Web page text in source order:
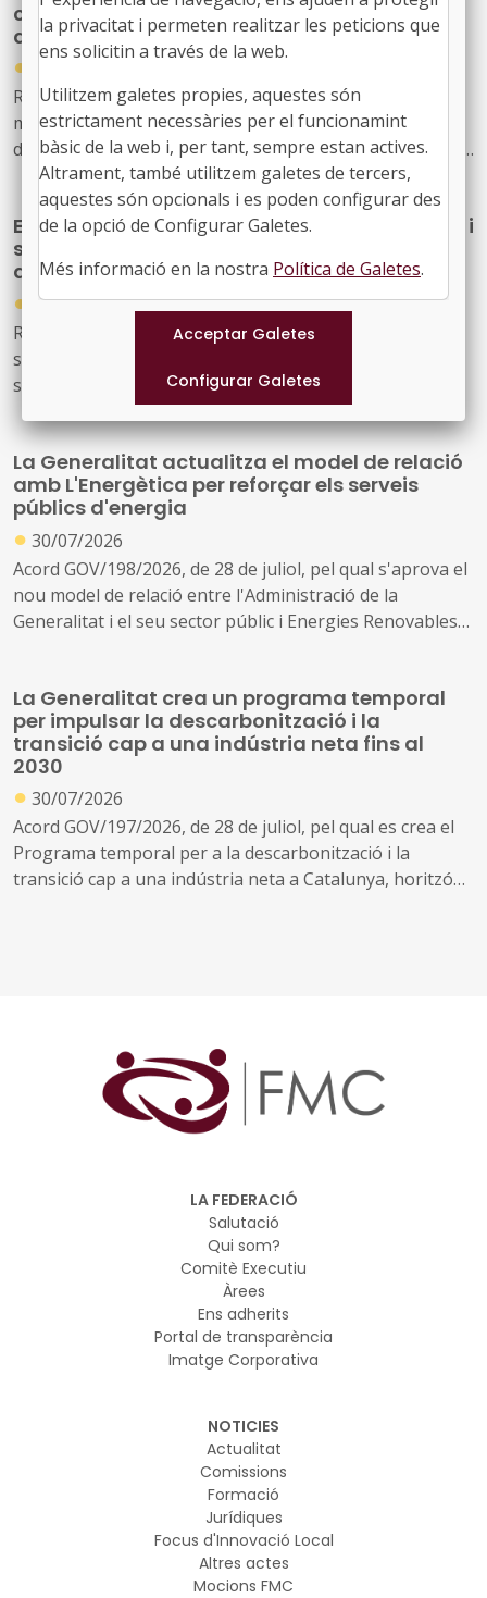
aquesta finalitat
convocatòria de subvencions per a festivals
de música d'alt interès cultural
●
Resolució CLT/2702/2026, de 24 de juliol, per la qual es
modifica la dotació de la convocatòria per a la concessió
de subvencions, en règim de concurrència competitiva, a
festivals de música d'alt interès cultural (ref. BDNS
914637)
El Govern de l’Estat aprova mesures laborals i
socials urgents per protegir les persones
afectades pels incendis forestals
●
30/07/2026
Reial decret llei 20/2026, de 29 de juliol, pel qual
s’estableixen mesures urgents de protecció laboral i
social davant els incendis forestals.
La Generalitat actualitza el model de relació
amb L'Energètica per reforçar els serveis
públics d'energia
● 30/07/2026
Acord GOV/198/2026, de 28 de juliol, pel qual s'aprova el
nou model de relació entre l'Administració de la
Generalitat i el seu sector públic i Energies Renovables
en l'àmbit de l'energia
La Generalitat crea un programa temporal
per impulsar la descarbonització i la
transició cap a una indústria neta fins al
2030
● 30/07/2026
Acord GOV/197/2026, de 28 de juliol, pel qual es crea el
Programa temporal per a la descarbonització i la
transició cap a una indústria neta a Catalunya, horitzó
LA FEDERACIÓ
Salutació
Qui som?
Comitè Executiu
Àrees
Ens adherits
Portal de transparència
Imatge Corporativa
NOTICIES
Actualitat
Comissions
Formació
Jurídiques
Focus d'Innovació Local
Altres actes
Mocions FMC
la privacitat i permeten realitzar les peticions que
ens solicitin a través de la web.
Utilitzem galetes propies, aquestes són
estrictament necessàries per el funcionamint
bàsic de la web i, per tant, sempre estan actives.
Altrament, també utilitzem galetes de tercers,
aquestes són opcionals i es poden configurar des
de la opció de Configurar Galetes.
Més informació en la nostra Política de Galetes.